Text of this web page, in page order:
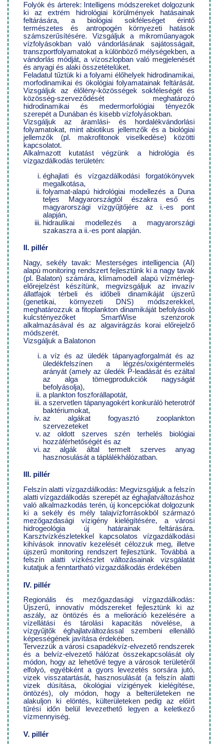
Folyók és árterek: Intelligens módszereket dolgozunk
ki az extrém hidrológiai körülmények hatásainak
feltárására, a biológiai sokféleséget érintő
természetes és antropogén környezeti hatások
számszerűsítésére. Vizsgáljuk a mikroműanyagok
vízfolyásokban való vándorlásának sajátosságait,
transzportfolyamatokat a különböző mélységekben, a
vándorlás módját, a vízoszlopban való megjelenését
és anyagi és alaki összetételüket.
Feladatul tűztük ki a folyami élőhelyek hidrodinamikai,
morfodinamikai és ökológiai folyamatainak feltárását.
Vizsgáljuk az élőlény-közösségek sokféleségét és
közösség-szerveződését meghatározó
hidrodinamikai és medermorfológiai tényezők
szerepét a Dunában és kisebb vízfolyásokban.
Vizsgáljuk az áramlási- és hordalékvándorlási
folyamatokat, mint abiotikus jellemzők és a biológiai
jellemzők (pl. makrofitonok viselkedése) közötti
kapcsolatot.
Alkalmazott kutatást végzünk a hidrológia és
vízgazdálkodás területén:
éghajlati és vízgazdálkodási forgatókönyvek
megalkotása,
folyamat-alapú hidrológiai modellezés a Duna
teljes Magyarországtól északra eső és
magyarországi vízgyűjtőjére az i.-es pont
alapján,
hidraulikai modellezés a magyarországi
szakaszra a ii.-es pont alapján.
II. pillér
Nagy, sekély tavak: Mesterséges intelligencia (AI)
alapú monitoring rendszert fejlesztünk ki a nagy tavak
(pl. Balaton) számára, klímamodell alapú vízmérleg-
előrejelzést készítünk, megvizsgáljuk az invazív
állatfajok térbeli és időbeli dinamikáját újszerű
(genetikai, környezeti DNS) módszerekkel,
meghatározzuk a fitoplankton dinamikáját befolyásoló
kulcstényezőket SmartWise szenzorok
alkalmazásával és az algavirágzás korai előrejelző
módszerét.
Vizsgáljuk a Balatonon
a víz és az üledék tápanyagforgalmát és az
üledékfelszínen a légzés/oxigéntermelés
arányát (amely az üledék P-leadását és ezáltal
az alga tömegprodukciók nagyságát
befolyásolja),
a plankton foszforállapotát,
a szervetlen tápanyagokért konkuráló heterotróf
baktériumokat,
az algákat fogyasztó zooplankton
szervezeteket
az oldott szerves szén terhelés biológiai
hozzáférhetőségét és az
az algák által termelt szerves anyag
hasznosulását a táplálékhálózatban.
III. pillér
Felszín alatti vízgazdálkodás: Megvizsgáljuk a felszín
alatti vízgazdálkodás szerepét az éghajlatváltozáshoz
való alkalmazkodás terén, új koncepciókat dolgozunk
ki a sekély és mély talajvízforrásokból származó
mezőgazdasági vízigény kielégítésére, a városi
hidrogeológia új határainak feltárására.
Karsztvízkészletekkel kapcsolatos vízgazdálkodási
kihívások innovatív kezelését célozzuk meg, illetve
újszerű monitoring rendszert fejlesztünk. Továbbá a
felszín alatti vízkészlet változásainak vizsgálatát
kutatjuk a fenntartható vízgazdálkodás érdekében
IV. pillér
Regionális és mezőgazdasági vízgazdálkodás:
Újszerű, innovatív módszereket fejlesztünk ki az
aszály, az öntözés és a melioráció kezelésére a
vízellátási és tárolási kapacitás növelése, a
vízgyűjtők éghajlatváltozással szembeni ellenálló
képességének javítása érdekében.
Tervezzük a városi csapadékvíz-elvezető rendszerek
és a belvíz-elvezető hálózat összekapcsolását oly
módon, hogy az lehetővé tegye a városok területéről
elfolyó, egyébként a gyors levezetés sorsára jutó,
vizek visszatartását, hasznosulását (a felszín alatti
vizek dúsítása, ökológiai vízigények kielégítése,
öntözés), oly módon, hogy a belterületeken ne
alakuljon ki elöntés, külterületeken pedig az előírt
tűrési időn belül levezethető legyen a keletkező
vízmennyiség.
V. pillér